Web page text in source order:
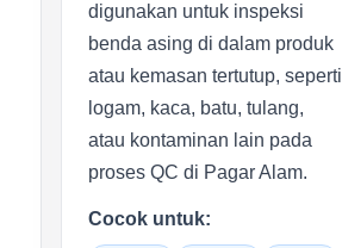
digunakan untuk inspeksi
benda asing di dalam produk
atau kemasan tertutup, seperti
logam, kaca, batu, tulang,
atau kontaminan lain pada
proses QC di Pagar Alam.
Cocok untuk: